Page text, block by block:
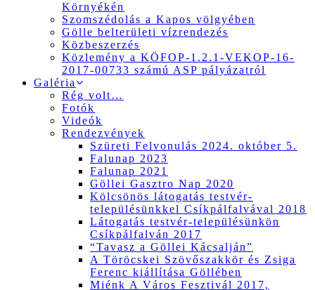
Környékén
Szomszédolás a Kapos völgyében
Gölle belterületi vízrendezés
Közbeszerzés
Közlemény a KÖFOP-1.2.1-VEKOP-16-
2017-00733 számú ASP pályázatról
Galéria
Rég volt…
Fotók
Videók
Rendezvények
Szüreti Felvonulás 2024. október 5.
Falunap 2023
Falunap 2021
Göllei Gasztro Nap 2020
Kölcsönös látogatás testvér-
településünkkel Csíkpálfalvával 2018
Látogatás testvér-településünkön
Csíkpálfalván 2017
“Tavasz a Göllei Kácsalján”
A Töröcskei Szövőszakkör és Zsiga
Ferenc kiállítása Göllében
Miénk A Város Fesztivál 2017,